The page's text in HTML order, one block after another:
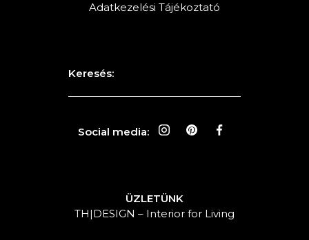
Adatkezelési Tájékoztató
Keresés:
Social media:
ÜZLETÜNK
TH|DESIGN – Interior for Living